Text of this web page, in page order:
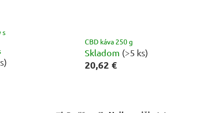
s
CBD káva 250 g
Skladom (>5 ks)
20,62 €